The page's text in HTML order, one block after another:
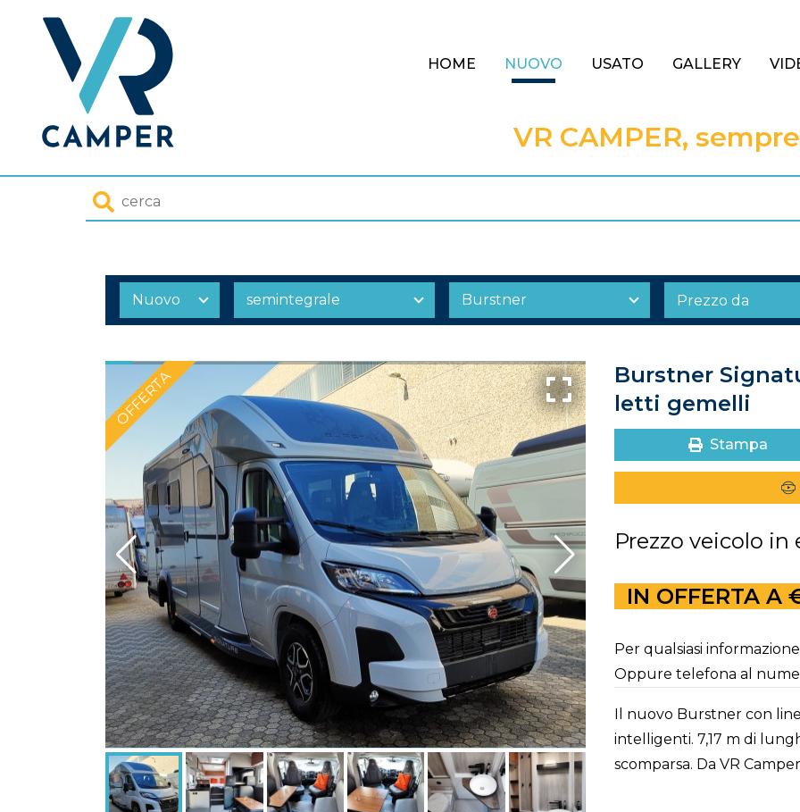
HOME NUOVO USATO GALLERY
VR CAMPER,
OFFERTA
Burstner
letti gemelli
Stampa
Prezzo veicolo
IN OFFERTA A
Per qualsiasi
Oppure telefona al
Il nuovo Burstner con
intelligenti. 7,17 m di
scomparsa. Da VR